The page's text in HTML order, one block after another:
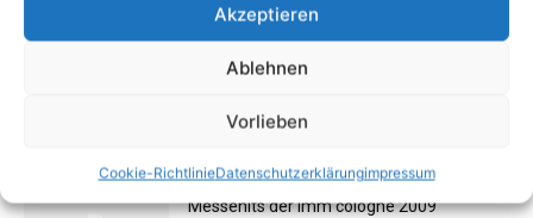
Akzeptieren
Ablehnen
Vorlieben
Cookie-RichtlinieDatenschutzerklärungimpressum
AKTUELL BELIEBTE BEITRÄGE (7 TAGE)
FOTOGALERIE: Einrichtung – Die
Messehits der imm cologne 2009